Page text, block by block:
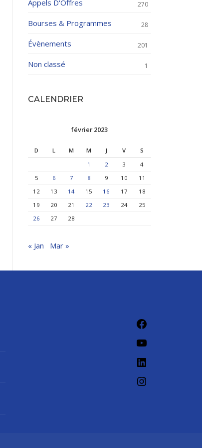
Appels D'Offres 270
Bourses & Programmes 28
Évènements 201
Non classé 1
CALENDRIER
février 2023
D L M M J V
S
1
2 3
4
5
6 7 8 9 10
11
12
13 14 15 16 17
18
19
20 21 22 23 24
25
26
27 28
« Jan Mar »